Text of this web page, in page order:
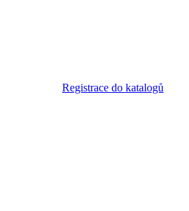
Registrace do katalogů